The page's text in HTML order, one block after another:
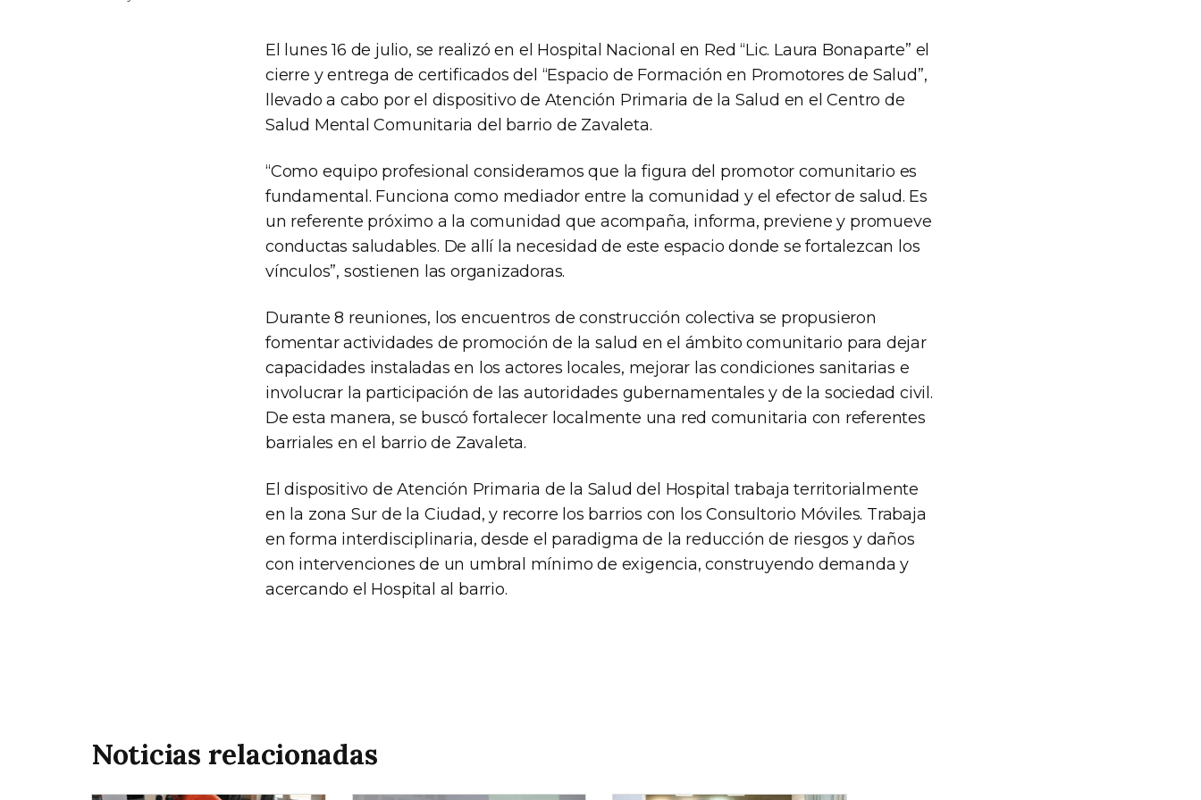
El lunes 16 de julio, se realizó en el Hospital Nacional en Red “Lic. Laura Bonaparte” el
cierre y entrega de certificados del “Espacio de Formación en Promotores de Salud”,
llevado a cabo por el dispositivo de Atención Primaria de la Salud en el Centro de
Salud Mental Comunitaria del barrio de Zavaleta.
“Como equipo profesional consideramos que la figura del promotor comunitario es
fundamental. Funciona como mediador entre la comunidad y el efector de salud. Es
un referente próximo a la comunidad que acompaña, informa, previene y promueve
conductas saludables. De allí la necesidad de este espacio donde se fortalezcan los
vínculos”, sostienen las organizadoras.
Durante 8 reuniones, los encuentros de construcción colectiva se propusieron
fomentar actividades de promoción de la salud en el ámbito comunitario para dejar
capacidades instaladas en los actores locales, mejorar las condiciones sanitarias e
involucrar la participación de las autoridades gubernamentales y de la sociedad civil.
De esta manera, se buscó fortalecer localmente una red comunitaria con referentes
barriales en el barrio de Zavaleta.
El dispositivo de Atención Primaria de la Salud del Hospital trabaja territorialmente
en la zona Sur de la Ciudad, y recorre los barrios con los Consultorio Móviles. Trabaja
en forma interdisciplinaria, desde el paradigma de la reducción de riesgos y daños
con intervenciones de un umbral mínimo de exigencia, construyendo demanda y
acercando el Hospital al barrio.
Noticias relacionadas